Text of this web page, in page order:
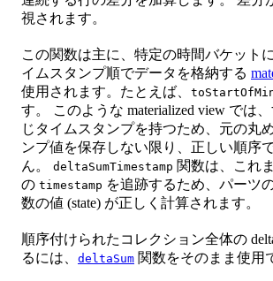
視されます。
この関数は主に、特定の時間バケット
イムスタンプ順でデータを格納する
使用されます。たとえば、
す。 このような materialized view では
じタイムスタンプを持つため、元の丸
ンプ値を保存しない限り、正しい順序
ん。 deltaSumTimestamp 関数は、これ
の timestamp を追跡するため、パーツ
数の値 (state) が正しく計算されます。
順序付けられたコレクション全体の
るには、 deltaSum 関数をそのまま使用